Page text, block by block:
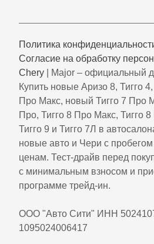
Политика
Согласие на обработку
Chery | Major – официальный
Купить новые Аризо 8, Тигго
Про Макс, новый Тигго 7 Про
Про, Тигго 8 Про Макс, Тигго
Тигго 9 и Тигго 7Л в
новые авто и Чери с
ценам. Тест-драйв перед
с минимальным взносом и
программе трейд-ин.
ООО "Авто Сити" ИНН
1095024006417